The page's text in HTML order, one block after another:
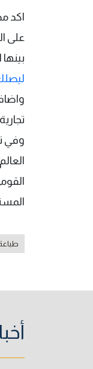
اكد
بينها
وفي
طباعة